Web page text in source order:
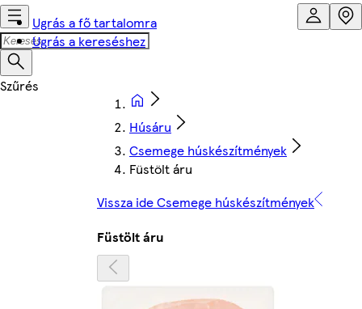
Ugrás a fő tartalomra
Ugrás a kereséshez
Húsáru
Csemege húskészítmények
Füstölt áru
Vissza ide Csemege húskészítmények
Füstölt áru